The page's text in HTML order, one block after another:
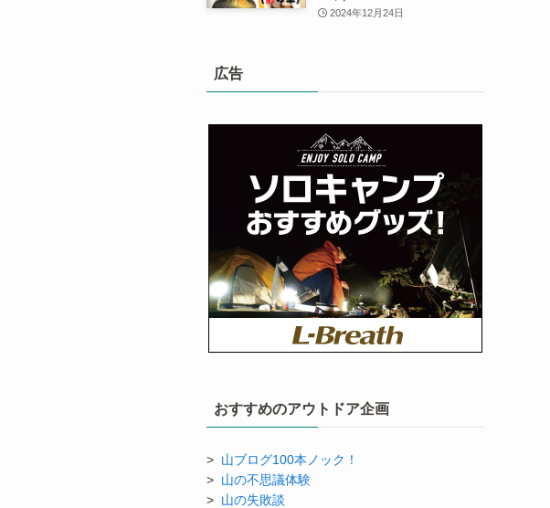
2024年12月24日
広告
おすすめのアウトドア企画
> 山ブログ100本ノック！
> 山の不思議体験
> 山の失敗談